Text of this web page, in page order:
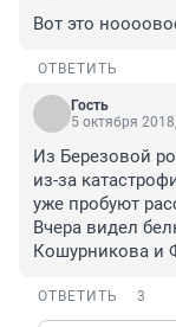
Вот это
ОТВЕТИТЬ
Гость
5 октября
Из Березовой
из-за
уже пробуют
Вчера видел
Кошурникова и
ОТВЕТИТЬ 3